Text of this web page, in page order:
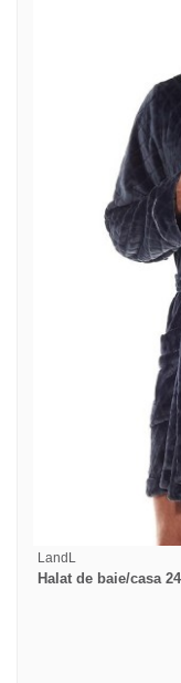
LandL
Halat de baie/casa